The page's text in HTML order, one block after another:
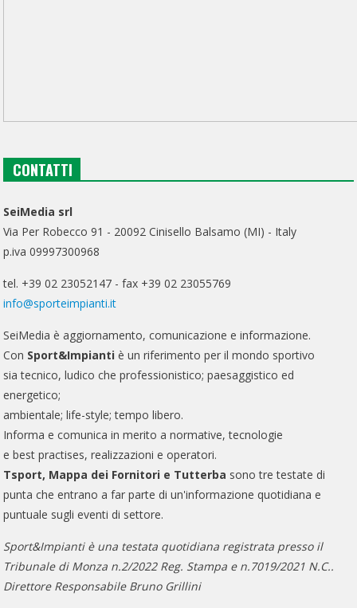
CONTATTI
SeiMedia srl
Via Per Robecco 91 - 20092 Cinisello Balsamo (MI) - Italy
p.iva 09997300968
tel. +39 02 23052147 - fax +39 02 23055769
info@sporteimpianti.it
SeiMedia è aggiornamento, comunicazione e informazione.
Con Sport&Impianti è un riferimento per il mondo sportivo
sia tecnico, ludico che professionistico; paesaggistico ed
energetico;
ambientale; life-style; tempo libero.
Informa e comunica in merito a normative, tecnologie
e best practises, realizzazioni e operatori.
Tsport, Mappa dei Fornitori e Tutterba sono tre testate di
punta che entrano a far parte di un'informazione quotidiana e
puntuale sugli eventi di settore.
Sport&Impianti è una testata quotidiana registrata presso il
Tribunale di Monza n.2/2022 Reg. Stampa e n.7019/2021 N.C..
Direttore Responsabile Bruno Grillini